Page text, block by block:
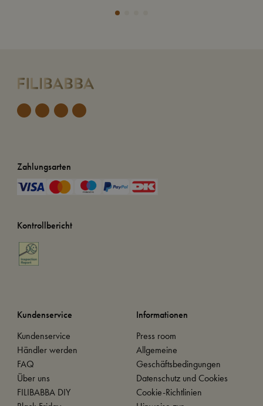
Zahlungsarten
Kontrollbericht
Kundenservice
Kundenservice
Händler werden
FAQ
Über uns
FILIBABBA DIY
Informationen
Press room
Allgemeine
Geschäftsbedingungen
Datenschutz und Cookies
Cookie-Richtlinien